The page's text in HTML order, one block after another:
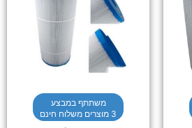
משתתף במבצע
3 מוצרים משלוח חינם